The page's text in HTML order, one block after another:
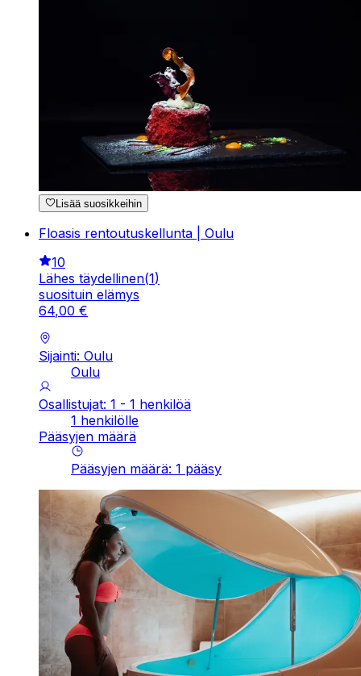
Lisää suosikkeihin
Floasis rentoutuskellunta | Oulu
10
Lähes täydellinen(1)
suosituin elämys
64,00 €
Sijainti: Oulu
Oulu
Osallistujat: 1 - 1 henkilöä
1 henkilölle
Pääsyjen määrä
Pääsyjen määrä: 1 pääsy